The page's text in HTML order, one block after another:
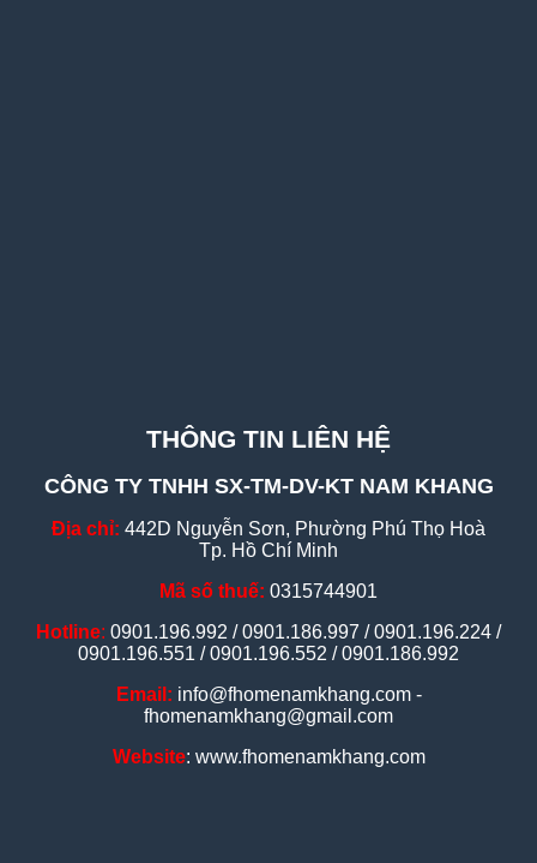
THÔNG TIN LIÊN HỆ
CÔNG TY TNHH SX-TM-DV-KT NAM KHANG
Địa chỉ: 442D Nguyễn Sơn, Phường Phú Thọ Hoà
Tp. Hồ Chí Minh
Mã số thuế: 0315744901
Hotline: 0901.196.992 / 0901.186.997 / 0901.196.224 /
0901.196.551 / 0901.196.552 / 0901.186.992
Email: info@fhomenamkhang.com -
fhomenamkhang@gmail.com
Website: www.fhomenamkhang.com